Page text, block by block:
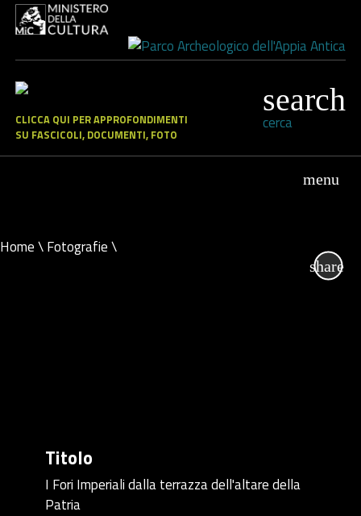
CLICCA QUI PER APPROFONDIMENTI
SU FASCICOLI, DOCUMENTI, FOTO
cerca
Home\Fotografie\
Titolo
I Fori Imperiali dalla terrazza dell'altare della
Patria